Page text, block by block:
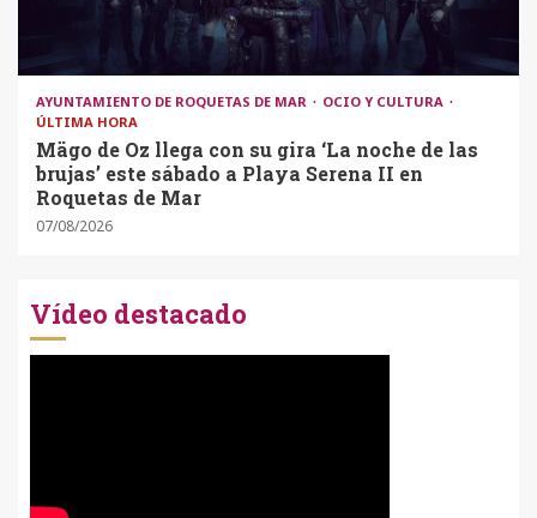
AYUNTAMIENTO DE ROQUETAS DE MAR
OCIO Y CULTURA
ÚLTIMA HORA
Mägo de Oz llega con su gira ‘La noche de las
brujas’ este sábado a Playa Serena II en
Roquetas de Mar
07/08/2026
Vídeo destacado